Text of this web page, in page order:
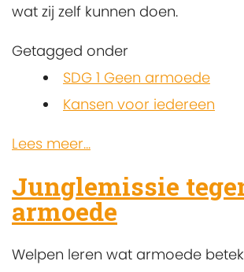
wat zij zelf kunnen doen.
Getagged onder
SDG 1 Geen armoede
Kansen voor iedereen
Lees meer...
Junglemissie
armoede
Welpen leren wat armoede